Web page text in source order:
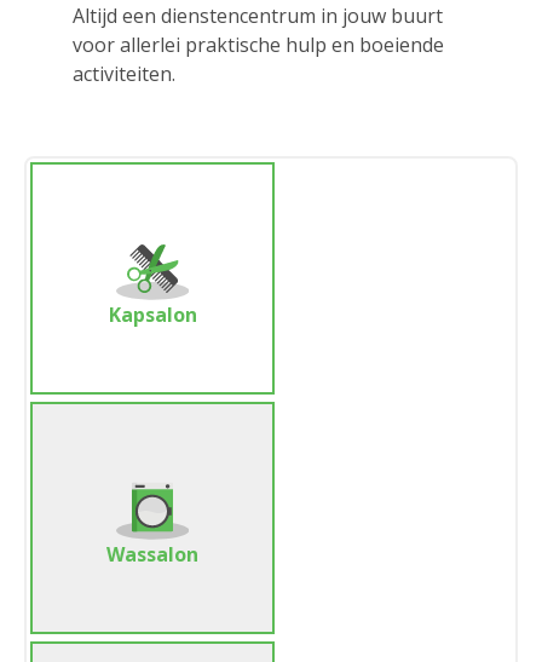
Altijd een dienstencentrum in jouw buurt
voor allerlei praktische hulp en boeiende
activiteiten.
Kapsalon
Wassalon